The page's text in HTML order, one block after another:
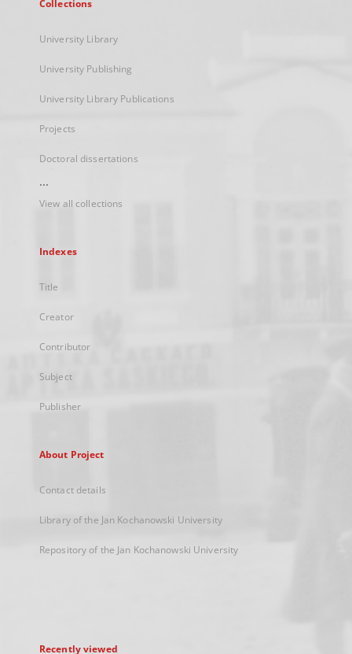
Collections
University Library
University Publishing
University Library Publications
Projects
Doctoral dissertations
...
View all collections
Indexes
Title
Creator
Contributor
Subject
Publisher
About Project
Contact details
Library of the Jan Kochanowski University
Repository of the Jan Kochanowski University
Recently viewed